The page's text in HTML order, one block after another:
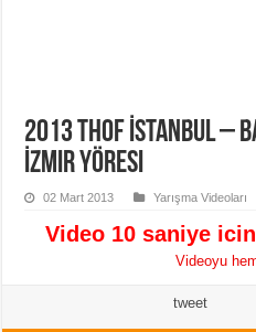
2013 THOF İstanbul –
İzmir Yöresi
02 Mart 2013 Yarışma Videoları
Video 10 saniye
Videoyu
tweet